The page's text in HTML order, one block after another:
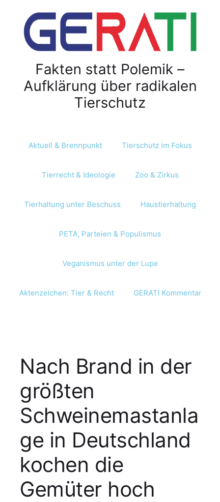
Fakten statt Polemik –
Aufklärung über radikalen
Tierschutz
Aktuell & Brennpunkt Tierschutz im Fokus
Tierrecht & Ideologie Zoo & Zirkus
Tierhaltung unter Beschuss Haustierhaltung
PETA, Parteien & Populismus
Veganismus unter der Lupe
Aktenzeichen: Tier & Recht GERATI Kommentar
Nach Brand in der
größten
Schweinemastanla
ge in Deutschland
kochen die
Gemüter hoch